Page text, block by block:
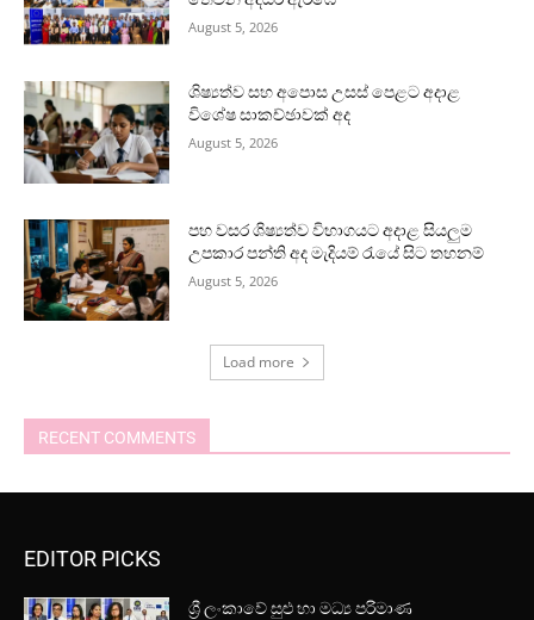
August 5, 2026
ශිෂ්‍යත්ව සහ අපොස උසස් පෙළට අදාළ
විශේෂ සාකච්ඡාවක් අද
August 5, 2026
පහ වසර ශිෂ්‍යත්ව විභාගයට අදාළ සියලුම
උපකාර පන්ති අද මැදියම් රැයේ සිට තහනම්
August 5, 2026
Load more
RECENT COMMENTS
EDITOR PICKS
ශ්‍රී ලංකාවේ සුළු හා මධ්‍ය පරිමාණ